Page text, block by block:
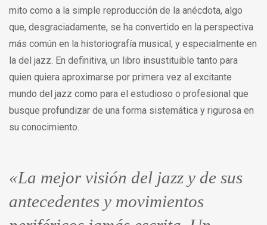
mito como a la simple reproducción de la anécdota, algo
que, desgraciadamente, se ha convertido en la perspectiva
más común en la historiografía musical, y especialmente en
la del jazz. En definitiva, un libro insustituible tanto para
quien quiera aproximarse por primera vez al excitante
mundo del jazz como para el estudioso o profesional que
busque profundizar de una forma sistemática y rigurosa en
su conocimiento.
«La mejor visión del jazz y de sus
antecedentes y movimientos